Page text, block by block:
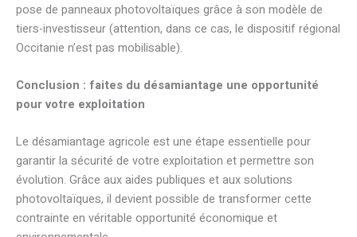
pose de panneaux photovoltaïques grâce à son modèle de
tiers-investisseur (attention, dans ce cas, le dispositif régional
Occitanie n’est pas mobilisable).
Conclusion : faites du désamiantage une opportunité
pour votre exploitation
Le désamiantage agricole est une étape essentielle pour
garantir la sécurité de votre exploitation et permettre son
évolution. Grâce aux aides publiques et aux solutions
photovoltaïques, il devient possible de transformer cette
contrainte en véritable opportunité économique et